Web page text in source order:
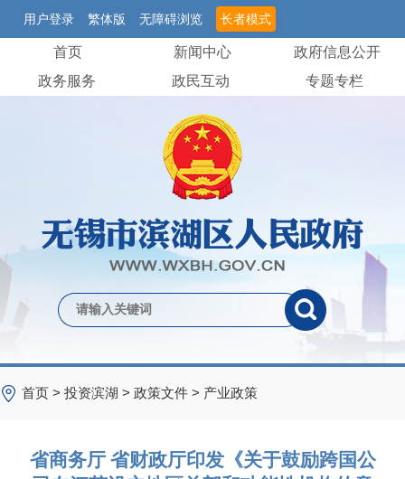
用户登录 繁体版 无障碍浏览 长者模式
首页 新闻中心
政府信息公开
政务服务
政民互动 专题专栏
首页 > 投资滨湖 > 政策文件 > 产业政策
省商务厅 省财政厅印发《关于鼓励跨国公